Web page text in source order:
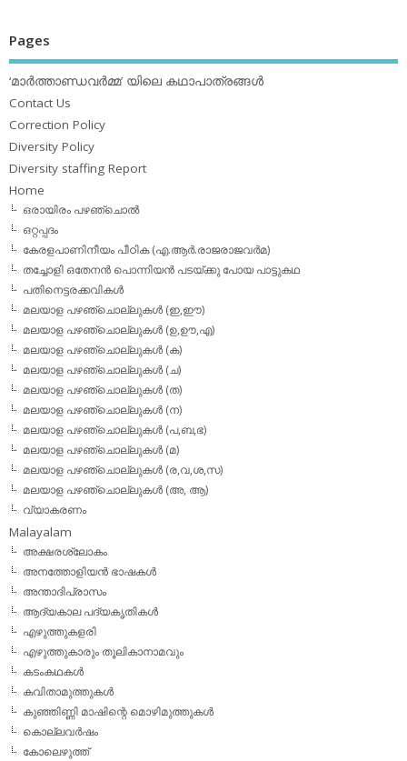
Pages
‘മാര്‍ത്താണ്ഡവര്‍മ്മ’ യിലെ കഥാപാത്രങ്ങള്‍
Contact Us
Correction Policy
Diversity Policy
Diversity staffing Report
Home
ഒരായിരം പഴഞ്ചൊല്‍
ഒറ്റപ്പദം
കേരളപാണിനീയം പീഠിക (എ.ആര്‍.രാജരാജവര്‍മ)
തച്ചോളി ഒതേനൻ പൊന്നിയൻ പടയ്‌ക്കു പോയ പാട്ടുകഥ
പതിനെട്ടരക്കവികള്‍
മലയാള പഴഞ്ചൊല്ലുകള്‍ (ഇ,ഈ)
മലയാള പഴഞ്ചൊല്ലുകള്‍ (ഉ,ഊ,എ)
മലയാള പഴഞ്ചൊല്ലുകള്‍ (ക)
മലയാള പഴഞ്ചൊല്ലുകള്‍ (ച)
മലയാള പഴഞ്ചൊല്ലുകള്‍ (ത)
മലയാള പഴഞ്ചൊല്ലുകള്‍ (ന)
മലയാള പഴഞ്ചൊല്ലുകള്‍ (പ,ബ,ഭ)
മലയാള പഴഞ്ചൊല്ലുകള്‍ (മ)
മലയാള പഴഞ്ചൊല്ലുകള്‍ (ര,വ,ശ,സ)
മലയാള പഴഞ്ചൊല്ലുകൾ (അ, ആ)
വ്യാകരണം
Malayalam
അക്ഷരശ്ലോകം
അനത്തോളിയന്‍ ഭാഷകള്‍
അന്താദിപ്രാസം
ആദ്യകാല പദ്യകൃതികള്‍
എഴുത്തുകളരി
എഴുത്തുകാരും തൂലികാനാമവും
കടംകഥകള്‍
കവിതാമുത്തുകള്‍
കുഞ്ഞിണ്ണി മാഷിന്റെ മൊഴിമുത്തുകള്‍
കൊല്ലവര്‍ഷം
കോലെഴുത്ത്